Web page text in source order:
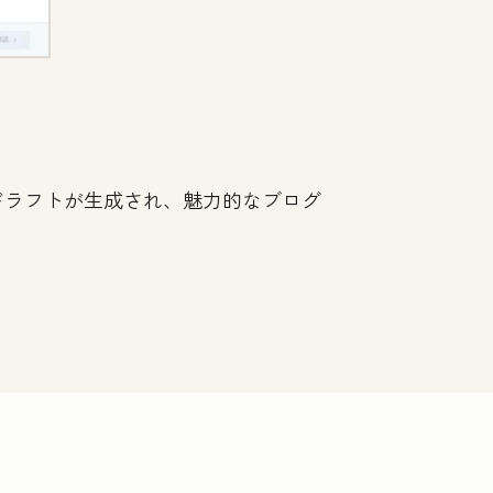
フトが生成され、魅力的なブログ